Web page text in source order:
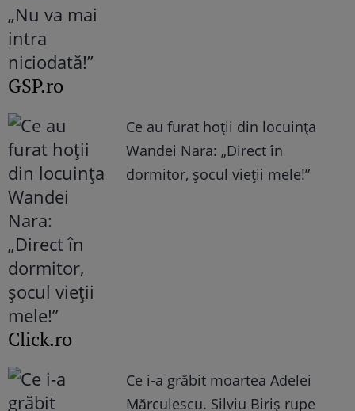
GSP.ro
Ce au furat hoții din locuința
Wandei Nara: „Direct în
dormitor, șocul vieții mele!”
Click.ro
Ce i-a grăbit moartea Adelei
Mărculescu. Silviu Biriș rupe